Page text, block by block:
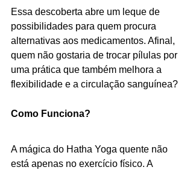
Essa descoberta abre um leque de
possibilidades para quem procura
alternativas aos medicamentos. Afinal,
quem não gostaria de trocar pílulas por
uma prática que também melhora a
flexibilidade e a circulação sanguínea?
Como Funciona?
A mágica do Hatha Yoga quente não
está apenas no exercício físico. A